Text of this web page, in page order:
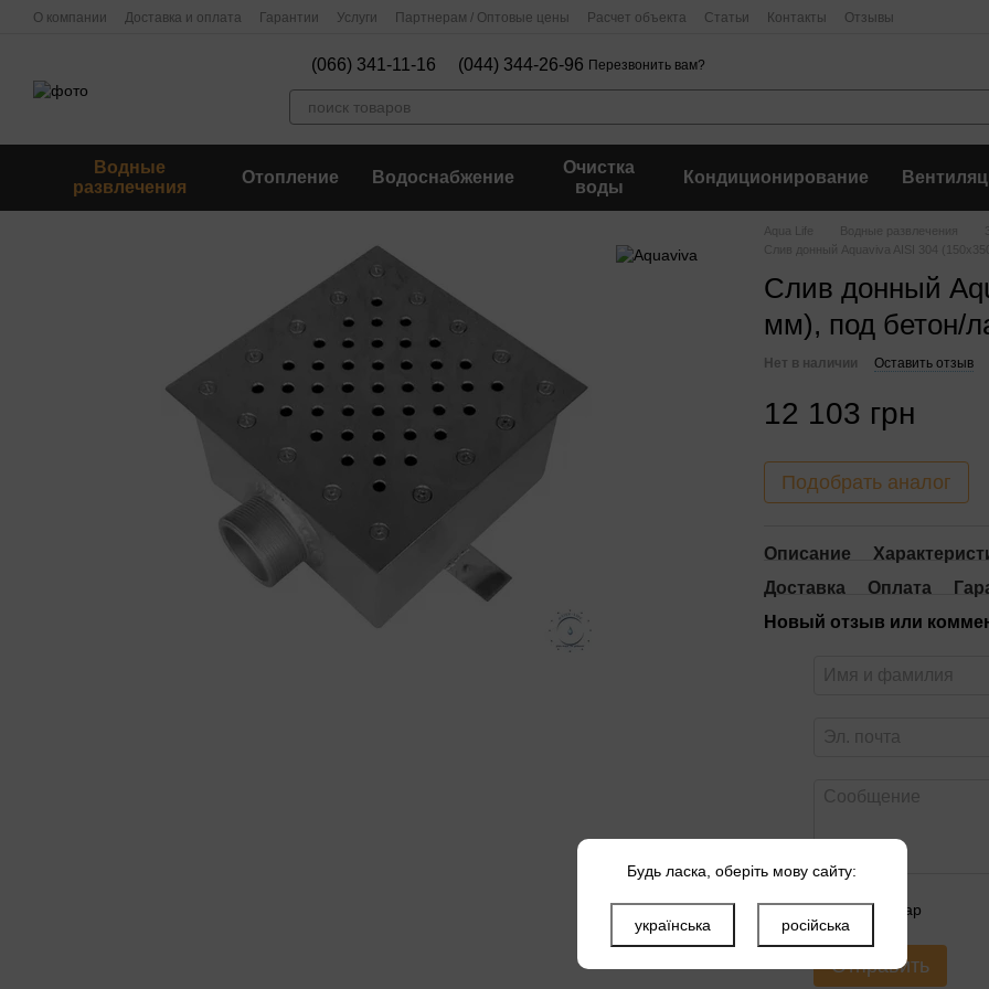
Перейти к основному контенту
О компании Доставка и оплата Гарантии Услуги Партнерам / Оптовые цены Расчет объекта Статьи Контакты Отзывы
(066) 341-11-16 (044) 344-26-96 Перезвонить вам?
Водные
развлечения
Отопление Водоснабжение
Очистка
воды
Кондиционирование
Aqua Life Водные развлечения
Слив донный Aquaviva AISI 304
Слив донный
мм), под бетон/
Нет в наличии Оставить отзыв
12 103 грн
Подобрать аналог
Описание
Доставка
Оплата
Новый отзыв или
Оцените товар
Отправить
Будь ласка, оберіть мову сайту:
українська російська